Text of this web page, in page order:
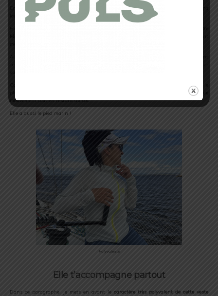
En revanche, je conseil de privilégier une veste plus pertinente pour de expositions
longue en cas de forte pluie. Je pense à la vesteThunderstorm Waterproof 25/75.
Ça vente, ça agite, ça éclabousse ! Figurez-vous que J’ai fait des jaloux tant sur le
sa capacité à accompagner chaque
mouvement tout en restant au sec.
Elle a aussi le pied marin !
Polyvalente
Elle t’accompagne partout
Dans ce paragraphe, je mets en avant le caractère très polyvalent de cette veste